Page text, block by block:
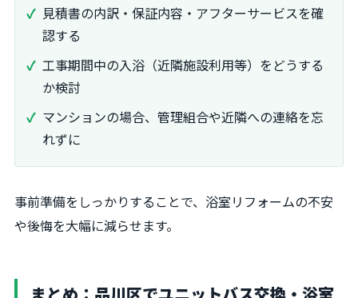
見積書の内訳・保証内容・アフターサービスを確
認する
工事期間中の入浴（近隣施設利用等）をどうする
か検討
マンションの場合、管理組合や近隣への連絡を忘
れずに
事前準備をしっかりすることで、浴室リフォームの不安
や後悔を大幅に減らせます。